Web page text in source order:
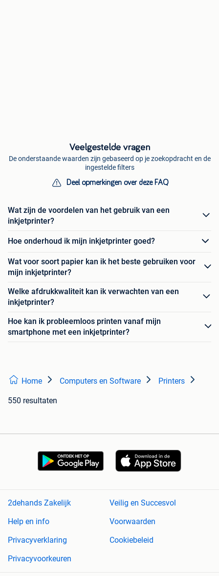
Veelgestelde vragen
De onderstaande waarden zijn gebaseerd op je zoekopdracht en de
ingestelde filters
Deel opmerkingen over deze FAQ
Wat zijn de voordelen van het gebruik van een
inkjetprinter?
Hoe onderhoud ik mijn inkjetprinter goed?
Wat voor soort papier kan ik het beste gebruiken voor
mijn inkjetprinter?
Welke afdrukkwaliteit kan ik verwachten van een
inkjetprinter?
Hoe kan ik probleemloos printen vanaf mijn
smartphone met een inkjetprinter?
Home Computers en Software Printers
550 resultaten
2dehands Zakelijk
Veilig en Succesvol
Help en info
Voorwaarden
Privacyverklaring
Cookiebeleid
Privacyvoorkeuren